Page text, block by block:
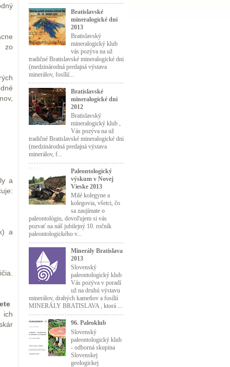
zo
a
a
ich
Bratislavské
mineralogické dni
2013
Bratislavský
mineralogický klub
vás pozýva na už
tradičné Bratislavské mineralogické dni
(medzinárodná predajná výstava
minerálov, fosílií...
Bratislavské
mineralogické dni
2012
Bratislavský
mineralogický klub ,
Vás pozýva na už
tradičné Bratislavské mineralogické dni
(medzinárodná predajná výstava
minerálov, f...
Paleontologický
výskum v Novej
Vieske 2013
Milé kolegyne a
kolegovia, všetci, čo
sa zaujímate o
paleontológiu, dovoľujem si vás
pozvať na náš jubilejný 10. ročník
paleontologického v...
Minerály Bratislava
2013
Slovenský
paleontologický klub
Vás pozýva v poradí
už na druhú výstavu
minerálov, drahých kameňov a fosílií
MINERÁLY BRATISLAVA , ktorá ...
96. Paleoklub
Slovenský
paleontologický klub
- odborná skupina
Slovenskej
geologickej